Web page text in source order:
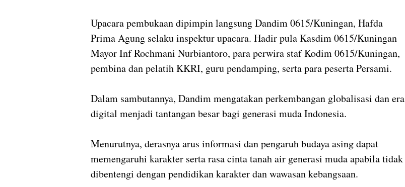
Upacara pembukaan dipimpin langsung Dandim 0615/Kuningan, Hafda
Prima Agung selaku inspektur upacara. Hadir pula Kasdim 0615/Kuningan
Mayor Inf Rochmani Nurbiantoro, para perwira staf Kodim 0615/Kuningan,
pembina dan pelatih KKRI, guru pendamping, serta para peserta Persami.
Dalam sambutannya, Dandim mengatakan perkembangan globalisasi dan era
digital menjadi tantangan besar bagi generasi muda Indonesia.
Menurutnya, derasnya arus informasi dan pengaruh budaya asing dapat
memengaruhi karakter serta rasa cinta tanah air generasi muda apabila tidak
dibentengi dengan pendidikan karakter dan wawasan kebangsaan.